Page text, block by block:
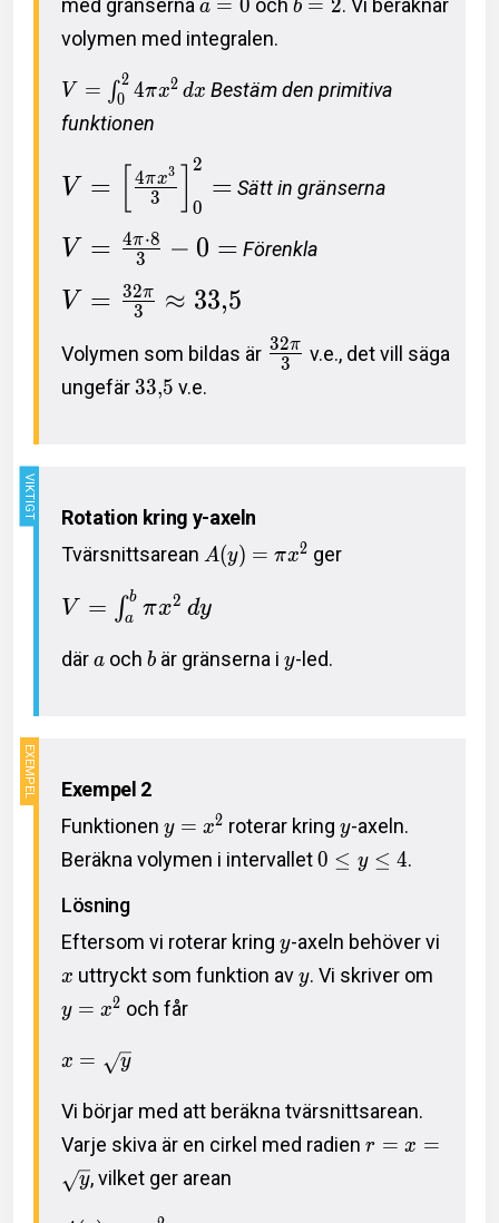
a = 0 b = 2
volymen med integralen.
V = ∫0
2 4πx2 dx Bestäm den primitiva
funktionen
V = 3
4πx3
0
2
= Sätt in gränserna
V = 3
4π⋅8 − 0 = Förenkla
V = 3
32π ≈ 33,5
Volymen som bildas är 3
32π v.e., det vill säga
ungefär33,5 v.e.
Rotation kring y-axeln
Tvärsnittsarean A(y) = πx2 ger
V = ∫a
b
πx2 dy
där a och b är gränserna i y-led.
Exempel 2
Funktionen y = x2 roterar kringy-axeln.
Beräkna volymen i intervallet0 ≤ y ≤ 4.
Lösning
Eftersom vi roterar kring y-axeln behöver vi
x uttryckt som funktion av y. Vi skriver om
y = x2 och får
x = y
Vi börjar med att beräkna tvärsnittsarean.
Varje skiva är en cirkel med radien r = x =
y, vilket ger arean